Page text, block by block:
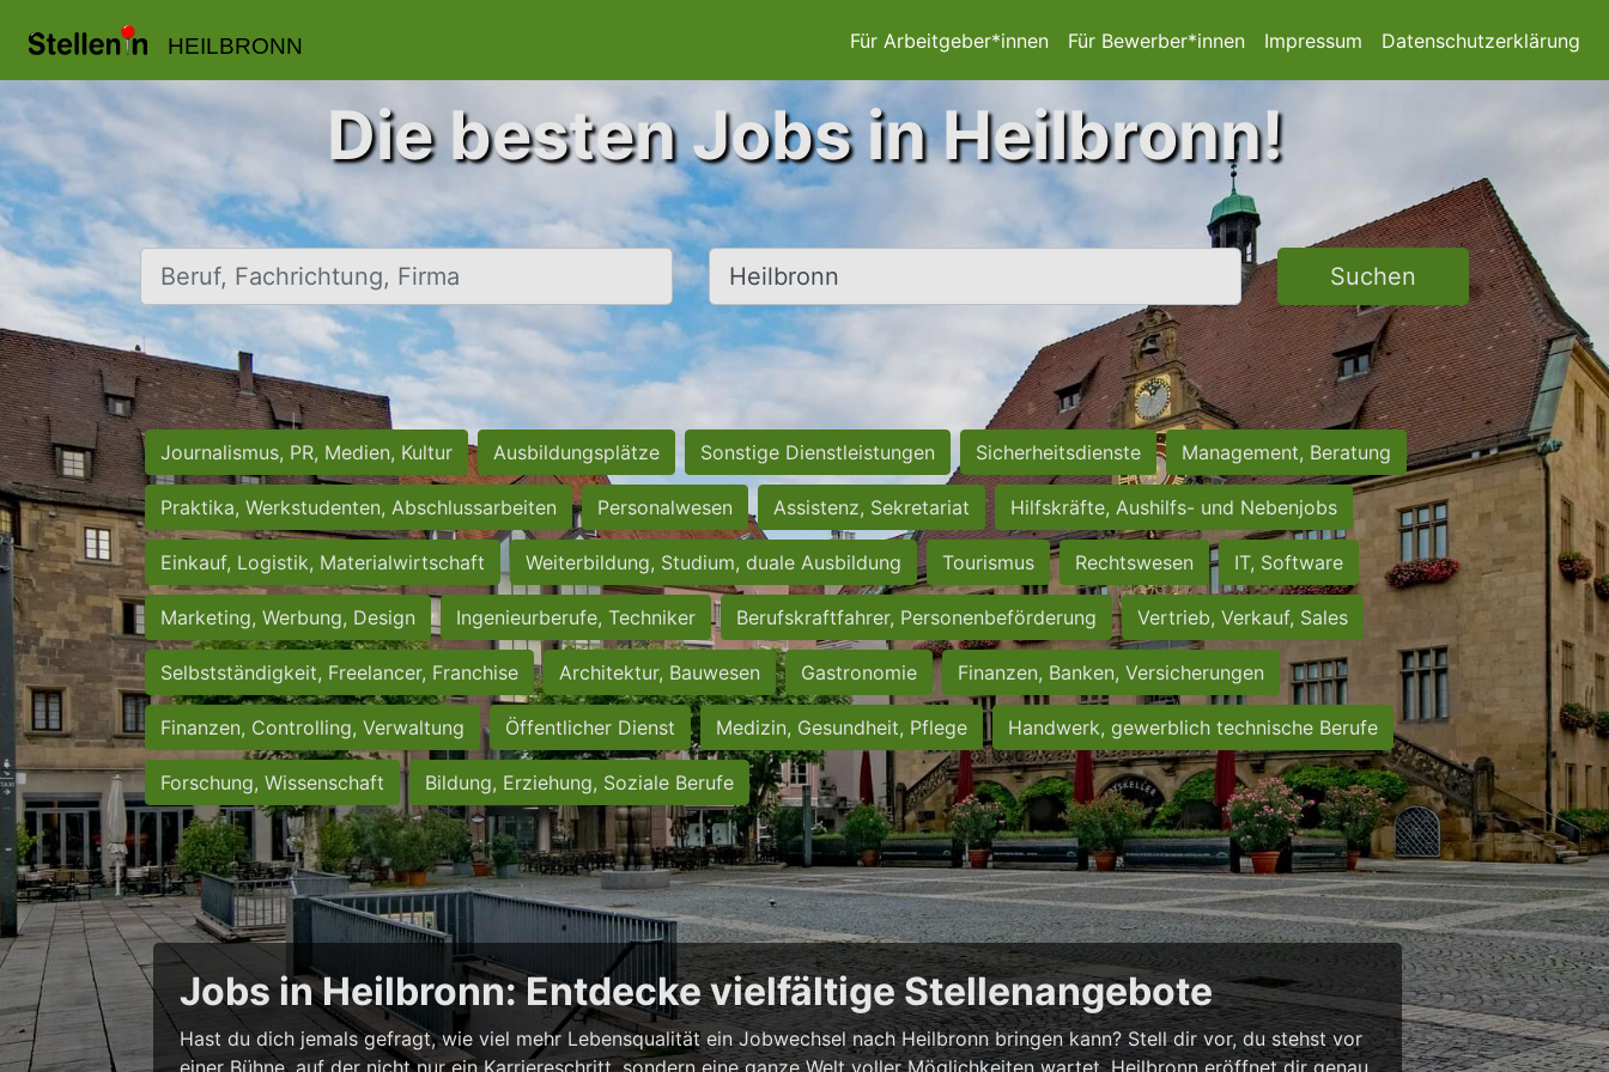
HEILBRONN Für Arbeitgeber*innen Für Bewerber*innen Impressum Datenschutzerklärung
Die besten Jobs in Heilbronn!
Beruf, Fachrichtung, Firma Ort, Stadt Suchen
Journalismus, PR, Medien, Kultur Ausbildungsplätze Sonstige Dienstleistungen Sicherheitsdienste Management, Beratung
Praktika, Werkstudenten, Abschlussarbeiten Personalwesen Assistenz, Sekretariat Hilfskräfte, Aushilfs- und Nebenjobs
Einkauf, Logistik, Materialwirtschaft Weiterbildung, Studium, duale Ausbildung Tourismus Rechtswesen IT, Software
Marketing, Werbung, Design Ingenieurberufe, Techniker Berufskraftfahrer, Personenbeförderung Vertrieb, Verkauf, Sales
Selbstständigkeit, Freelancer, Franchise Architektur, Bauwesen Gastronomie Finanzen, Banken, Versicherungen
Finanzen, Controlling, Verwaltung Öffentlicher Dienst Medizin, Gesundheit, Pflege Handwerk, gewerblich technische Berufe
Forschung, Wissenschaft Bildung, Erziehung, Soziale Berufe
Jobs in Heilbronn: Entdecke vielfältige Stellenangebote
Hast du dich jemals gefragt, wie viel mehr Lebensqualität ein Jobwechsel nach Heilbronn bringen kann? Stell dir vor, du stehst vor